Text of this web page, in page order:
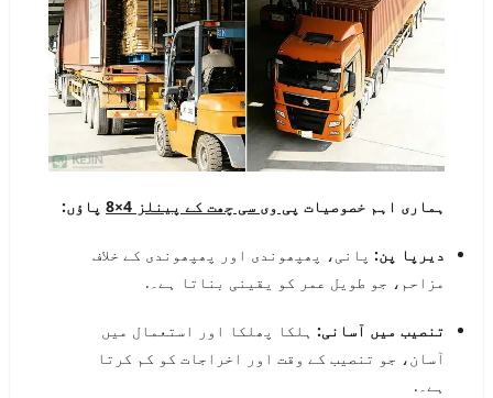
ہماری اہم خصوصیات پی وی سی چھت کے پینلز 4×8 پاؤں:
دیرپا پن:پانی، پھپھوندی اور پھپھوندی کے خلاف
مزاحم، جو طویل عمر کو یقینی بناتا ہے۔.
تنصیب میں آسانی:ہلکا پھلکا اور استعمال میں
آسان، جو تنصیب کے وقت اور اخراجات کو کم کرتا
ہے۔.